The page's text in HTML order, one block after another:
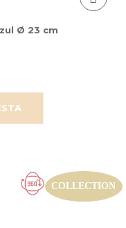
Ø 23 cm